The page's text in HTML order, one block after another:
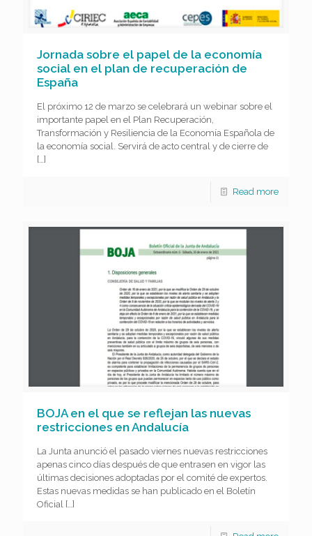
Jornada sobre el papel de la economía
social en el plan de recuperación de
España
El próximo 12 de marzo se celebrará un webinar sobre el
importante papel en el Plan Recuperación,
Transformación y Resiliencia de la Economía Española de
la economía social. Servirá de acto central y de cierre de
[…]
Read more
BOJA en el que se reflejan las nuevas
restricciones en Andalucía
La Junta anunció el pasado viernes nuevas restricciones
apenas cinco días después de que entrasen en vigor las
últimas decisiones adoptadas por el comité de expertos.
Estas nuevas medidas se han publicado en el Boletín
Oficial […]